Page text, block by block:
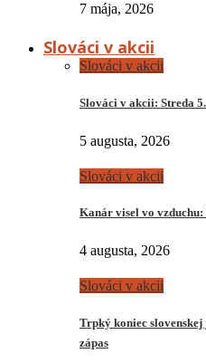
7 mája, 2026
Slováci v akcii
Slováci v akcii
Slováci v akcii: Streda
5 augusta, 2026
Slováci v akcii
Kanár visel vo
4 augusta, 2026
Slováci v akcii
Trpký koniec
zápas